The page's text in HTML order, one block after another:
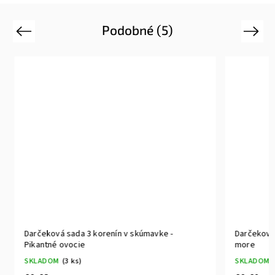
Podobné (5)
Previous
Darčeková sada 3 korenín v skúmavke -
Pikantné ovocie
SKLADOM (3 ks)
more
SKLADOM
Next